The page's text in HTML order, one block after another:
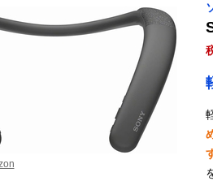
パナソニック
SC-WN10
2つの機器に同
時接続可能、
り換えもらく
SUPPLY) 400-
シリコン素材
用で柔らかい